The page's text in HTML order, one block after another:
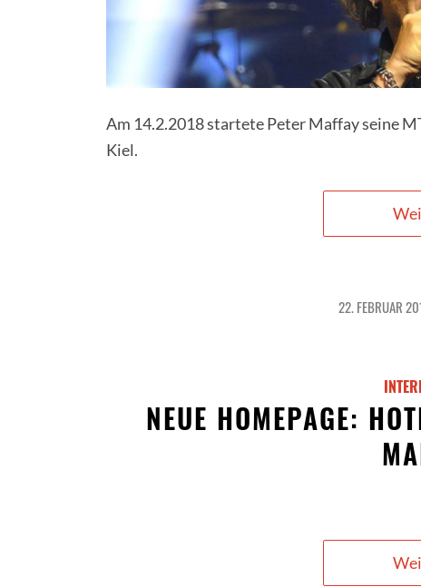
Am 14.2.2018 startete Peter Maffay seine
Kiel.
22. FEBRUAR
/
NEUE HOMEPAGE: